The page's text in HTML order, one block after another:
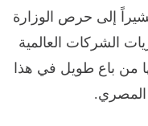
إلى حرص الوزارة
الشركات العالمية
من باع طويل في هذا
المصري.